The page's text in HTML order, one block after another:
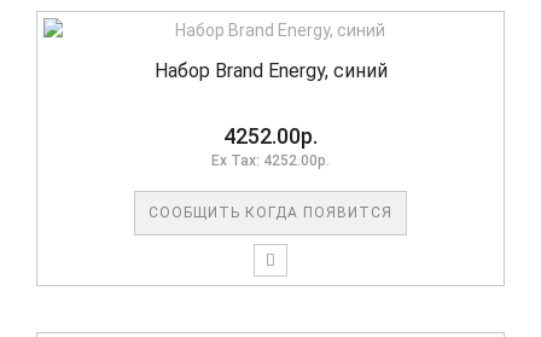
Набор Brand Energy, синий
4252.00р.
Ex Tax: 4252.00р.
СООБЩИТЬ КОГДА ПОЯВИТСЯ